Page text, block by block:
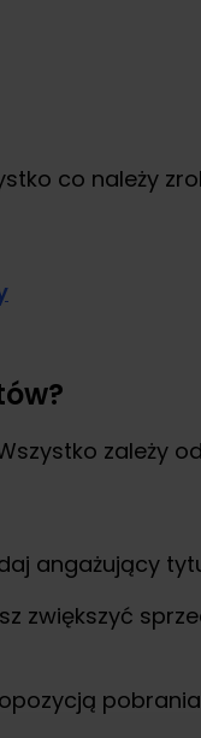
co należy
zależy
angażujący
zwiększyć